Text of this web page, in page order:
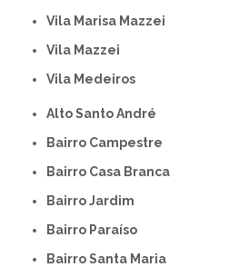
Vila Marisa Mazzei
Vila Mazzei
Vila Medeiros
Alto Santo André
Bairro Campestre
Bairro Casa Branca
Bairro Jardim
Bairro Paraíso
Bairro Santa Maria